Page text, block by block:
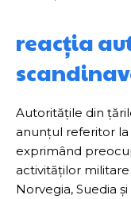
reacția
Autoritățile din
anunțul referitor
exprimând
activităților
Norvegia, Suedia